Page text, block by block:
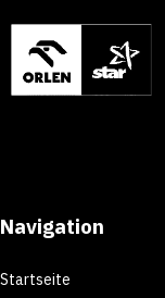
Navigation
Startseite